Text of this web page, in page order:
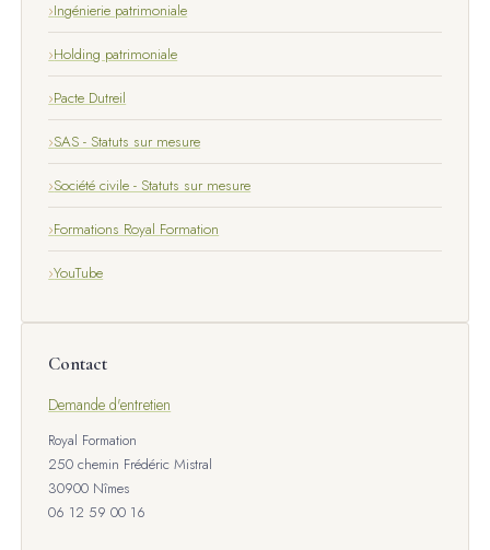
Ingénierie patrimoniale
Holding patrimoniale
Pacte Dutreil
SAS - Statuts sur mesure
Société civile - Statuts sur mesure
Formations Royal Formation
YouTube
Contact
Demande d'entretien
Royal Formation
250 chemin Frédéric Mistral
30900 Nîmes
06 12 59 00 16